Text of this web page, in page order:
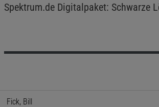
Spektrum.deDigitalpaket: Schwarze
Fick, Bill